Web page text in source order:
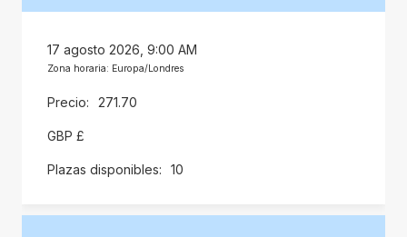
17 agosto 2026, 9:00 AM
Zona horaria: Europa/Londres
271.70
GBP £
10